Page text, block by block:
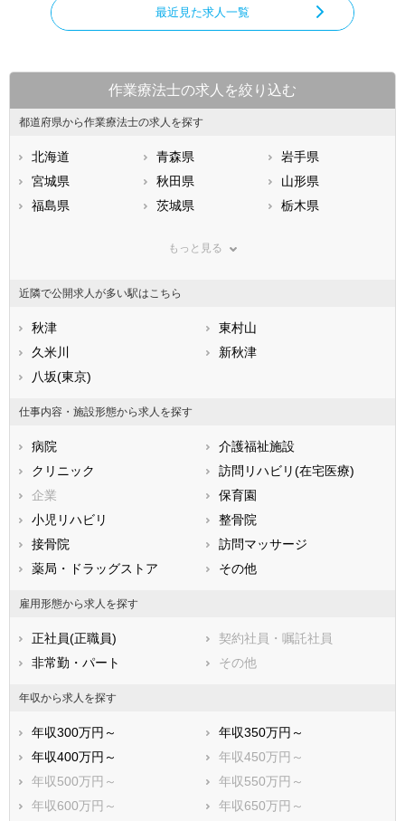
最近見た求人一覧
作業療法士の求人を絞り込む
都道府県から作業療法士の求人を探す
北海道 青森県
岩手県
宮城県
秋田県
山形県
福島県
茨城県
栃木県
神奈川県
石川県
福井県
静岡県
滋賀県
兵庫県
香川県
高知県
福岡県
長崎県
熊本県
鹿児島県
もっと見る
近隣で公開求人が多い駅はこちら
秋津
東村山
久米川
新秋津
八坂(東京)
仕事内容・施設形態から求人を探す
病院
介護福祉施設
クリニック
訪問リハビリ(在宅医療)
企業
保育園
小児リハビリ
整骨院
接骨院
訪問マッサージ
薬局・ドラッグストア
その他
雇用形態から求人を探す
正社員(正職員)
契約社員・嘱託社員
非常勤・パート
その他
年収から求人を探す
年収300万円～
年収350万円～
年収400万円～
年収450万円～
年収500万円～
年収550万円～
年収600万円～
年収650万円～